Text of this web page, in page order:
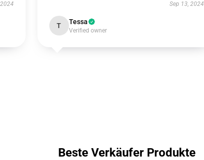
Sep 13, 2024
T Tessa
Verified owner
Beste Verkäufer Produkte